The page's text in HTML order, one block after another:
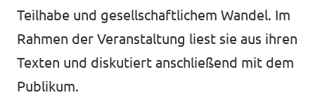
Kontakt
Teilhabe und gesellschaftlichem Wandel. Im
Rahmen der Veranstaltung liest sie aus ihren
Texten und diskutiert anschließend mit dem
Publikum.